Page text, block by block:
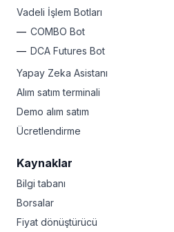
Vadeli İşlem Botları
COMBO Bot
DCA Futures Bot
Yapay Zeka Asistanı
Alım satım terminali
Demo alım satım
Ücretlendirme
Kaynaklar
Bilgi tabanı
Borsalar
Fiyat dönüştürücü